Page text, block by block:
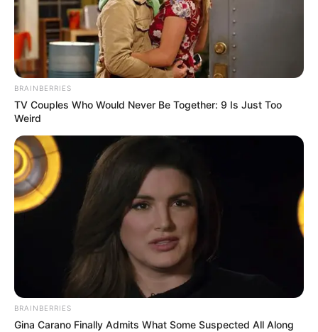
BRAINBERRIES
TV Couples Who Would Never Be Together: 9 Is Just Too
Weird
BRAINBERRIES
Gina Carano Finally Admits What Some Suspected All Along